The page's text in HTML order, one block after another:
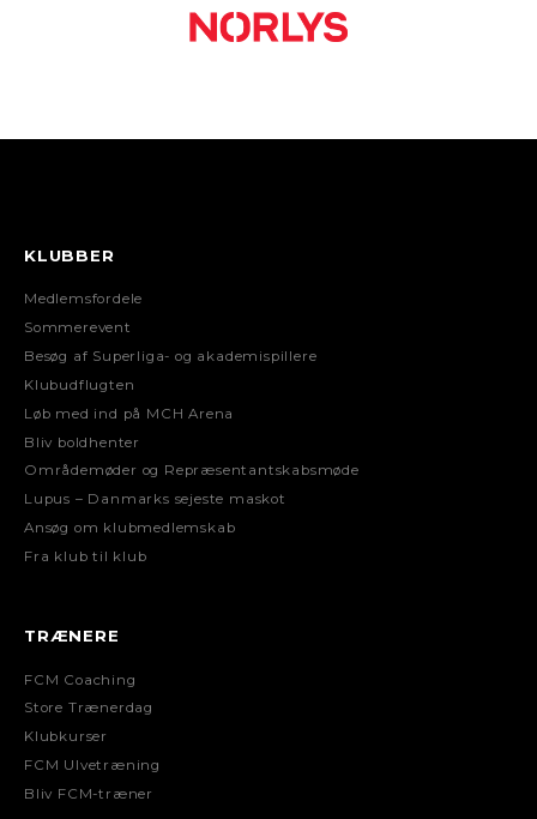
KLUBBER
Medlemsfordele
Sommerevent
Besøg af Superliga- og akademispillere
Klubudflugten
Løb med ind på MCH Arena
Bliv boldhenter
Områdemøder og Repræsentantskabsmøde
Lupus – Danmarks sejeste maskot
Ansøg om klubmedlemskab
Fra klub til klub
TRÆNERE
FCM Coaching
Store Trænerdag
Klubkurser
FCM Ulvetræning
Bliv FCM-træner